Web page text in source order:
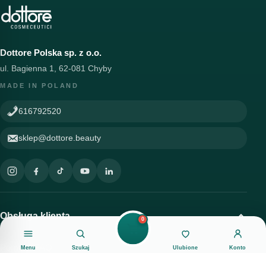
Menu Szukaj
0
Ulubione Konto
Dottore Polska sp. z o.o.
ul. Bagienna 1, 62-081 Chyby
MADE IN POLAND
616792520
sklep@dottore.beauty
Obsługa klienta
Pomoc i FAQ